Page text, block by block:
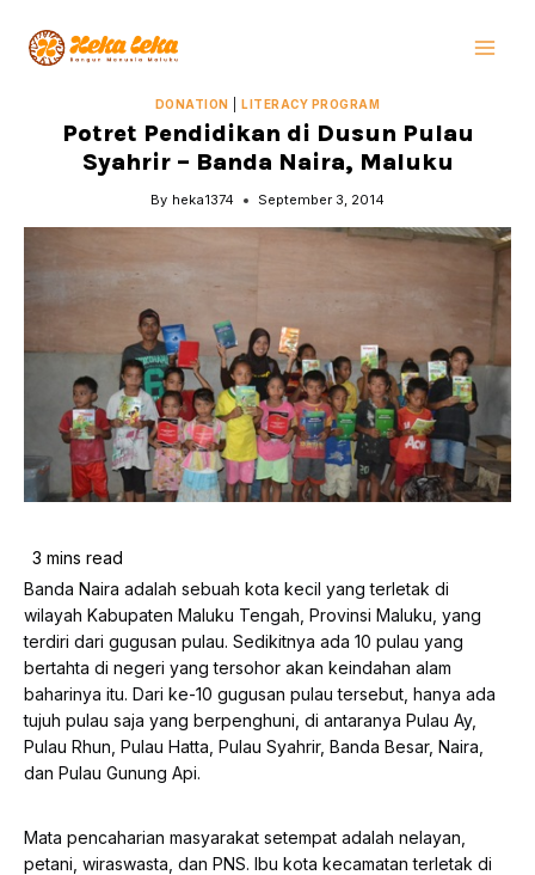
content
DONATION LITERACY PROGRAM
Potret Pendidikan di Dusun Pulau
Syahrir – Banda Naira, Maluku
By heka1374 September 3, 2014
Banda Naira adalah sebuah kota kecil yang terletak di
wilayah Kabupaten Maluku Tengah, Provinsi Maluku, yang
terdiri dari gugusan pulau. Sedikitnya ada 10 pulau yang
bertahta di negeri yang tersohor akan keindahan alam
baharinya itu. Dari ke-10 gugusan pulau tersebut, hanya ada
tujuh pulau saja yang berpenghuni, di antaranya Pulau Ay,
Pulau Rhun, Pulau Hatta, Pulau Syahrir, Banda Besar, Naira,
dan Pulau Gunung Api.
Mata pencaharian masyarakat setempat adalah nelayan,
petani, wiraswasta, dan PNS. Ibu kota kecamatan terletak di